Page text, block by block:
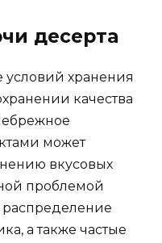
десерта
хранения
качества
может
вкусовых
проблемой
а также частые